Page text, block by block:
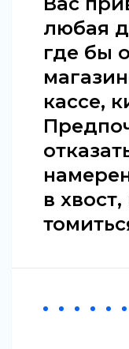
любая
где бы
кассе,
в